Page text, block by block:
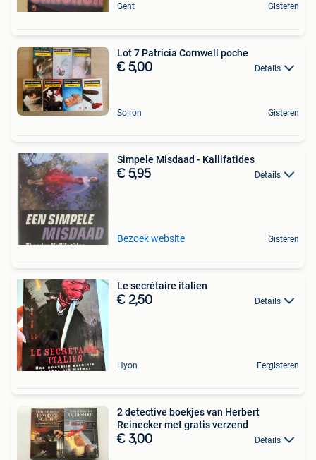
Gent Gisteren
Lot 7 Patricia Cornwell poche
€ 5,00 Details
Soiron Gisteren
Simpele Misdaad - Kallifatides
€ 5,95 Details
Bezoek website Gisteren
Le secrétaire italien
€ 2,50 Details
Hyon Eergisteren
2 detective boekjes van Herbert
Reinecker met gratis verzend
€ 3,00 Details